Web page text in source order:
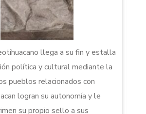
llega a su fin y estalla
política y cultural mediante la
pueblos relacionados con
logran su autonomía y le
su propio sello a sus